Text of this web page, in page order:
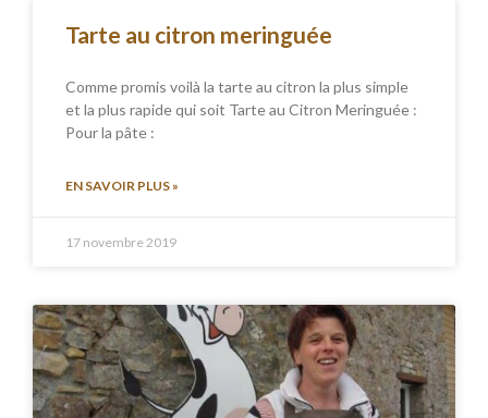
Tarte au citron meringuée
Comme promis voilà la tarte au citron la plus simple
et la plus rapide qui soit Tarte au Citron Meringuée :
Pour la pâte :
EN SAVOIR PLUS »
17 novembre 2019